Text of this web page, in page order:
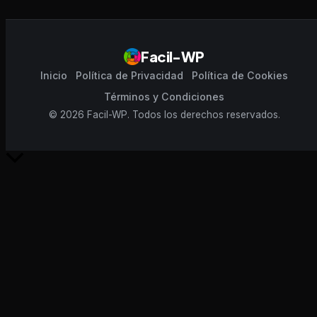
Facil-WP
Inicio Política de Privacidad
Política de Cookies
Términos y Condiciones
© 2026 Facil-WP. Todos los derechos reservados.